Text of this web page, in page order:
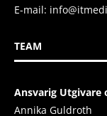
E-mail:
TEAM
Ansvarig Utgivare
Annika Guldroth